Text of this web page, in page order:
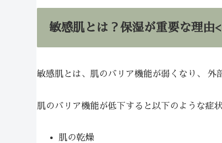
敏感肌とは？保湿が重要な理由<
敏感肌とは、肌のバリア機能が弱くなり、 外
肌のバリア機能が低下すると以下のような症
肌の乾燥